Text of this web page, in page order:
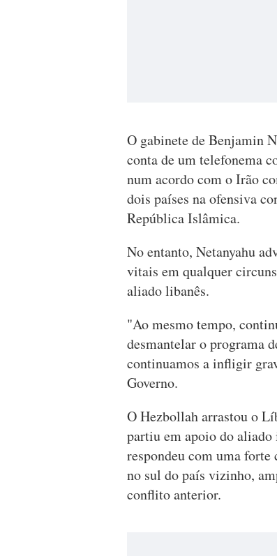
O gabinete de Benjamin
conta de um telefonema
num acordo com o Irão
dois países na ofensiva
República Islâmica.
No entanto, Netanyahu
vitais em qualquer
aliado libanês.
"Ao mesmo tempo,
desmantelar o programa
continuamos a infligir
Governo.
O Hezbollah arrastou o
partiu em apoio do aliado
respondeu com uma forte
no sul do país vizinho,
conflito anterior.